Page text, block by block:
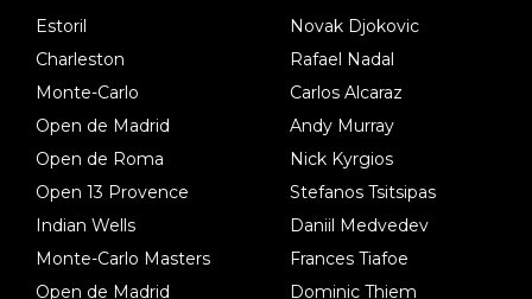
Estoril
Charleston
Monte-Carlo
Open de Madrid
Open de Roma
Open 13 Provence
Indian Wells
Monte-Carlo Masters
Open de Madrid
Novak Djokovic
Rafael Nadal
Carlos Alcaraz
Andy Murray
Nick Kyrgios
Stefanos Tsitsipas
Daniil Medvedev
Frances Tiafoe
Dominic Thiem